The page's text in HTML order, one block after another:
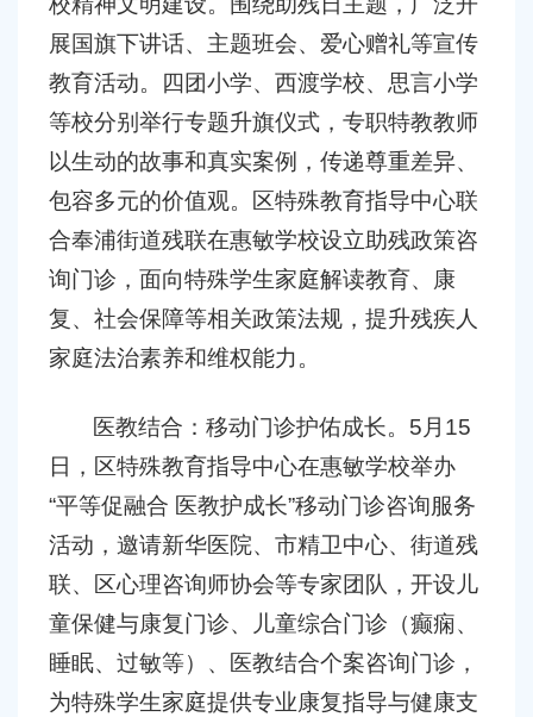
展国旗下讲话、主题班会、爱心赠礼等宣传
教育活动。四团小学、西渡学校、思言小学
等校分别举行专题升旗仪式，专职特教教师
以生动的故事和真实案例，传递尊重差异、
包容多元的价值观。区特殊教育指导中心联
合奉浦街道残联在惠敏学校设立助残政策咨
询门诊，面向特殊学生家庭解读教育、康
复、社会保障等相关政策法规，提升残疾人
家庭法治素养和维权能力。
医教结合：移动门诊护佑成长。 5月 15
日，区特殊教育指导中心在惠敏学校举办
“平等促融合 医教护成长”移动门诊咨询服务
活动，邀请新华医院、市精卫中心、街道残
联、区心理咨询师协会等专家团队，开设儿
童保健与康复门诊、儿童综合门诊（癫痫、
睡眠、过敏等）、医教结合个案咨询门诊，
为特殊学生家庭提供专业康复指导与健康支